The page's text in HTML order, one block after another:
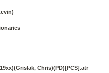
Chris)(PD)[PCS].atr